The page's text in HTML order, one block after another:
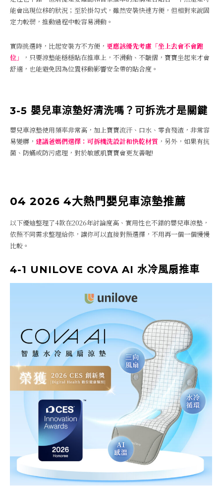
能會出現位移的狀況；至於掛勾式，雖然安裝快速方便，但相對來說固
定力較弱，推動過程中較容易滑動。
實際挑選時，比起安裝方不方便， 更應該優先考慮「坐上去會不會跑
位」
，只要涼墊能穩穩貼在推車上，不滑動、不皺摺，寶寶坐起來才會
舒適，也能避免因為位置移動影響安全帶的貼合度。
3-5 嬰兒車涼墊好清洗嗎？可拆洗才是關鍵
嬰兒車涼墊使用頻率非常高，加上寶寶流汗、口水、零食殘渣，非常容
易變髒， 建議爸媽們選擇：可拆機洗設計和快乾材質 ，另外，如果有抗
菌、防蟎或防污處理，對於敏感肌寶寶會更友善喔!
04 2026 4大熱門嬰兒車涼墊推薦
以下優迪整理了4款在2026年討論度高、實用性也不錯的嬰兒車涼墊，
依照不同需求整理給你，讓你可以直接對照選擇，不用再一個一個慢慢
比較。
4-1 UNILOVE COVA AI 水冷風扇推車